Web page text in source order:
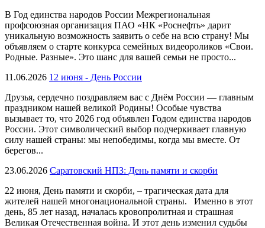
В Год единства народов России Межрегиональная
профсоюзная организация ПАО «НК «Роснефть» дарит
уникальную возможность заявить о себе на всю страну! Мы
объявляем о старте конкурса семейных видеороликов «Свои.
Родные. Разные». Это шанс для вашей семьи не просто...
11.06.2026 12 июня - День России
Друзья, сердечно поздравляем вас с Днём России — главным
праздником нашей великой Родины! Особые чувства
вызывает то, что 2026 год объявлен Годом единства народов
России. Этот символический выбор подчеркивает главную
силу нашей страны: мы непобедимы, когда мы вместе. От
берегов...
23.06.2026 Саратовский НПЗ: День памяти и скорби
22 июня, День памяти и скорби, – трагическая дата для
жителей нашей многонациональной страны. Именно в этот
день, 85 лет назад, началась кровопролитная и страшная
Великая Отечественная война. И этот день изменил судьбы